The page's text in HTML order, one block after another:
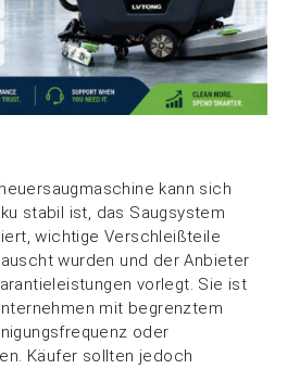
kann sich
stabil ist, das Saugsystem
wichtige Verschleißteile
wurden und der Anbieter
vorlegt. Sie ist
mit begrenztem
oder
Käufer sollten jedoch